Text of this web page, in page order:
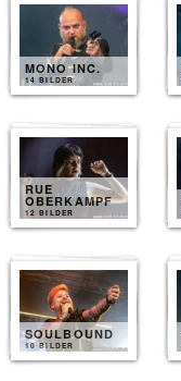
MONO INC.
14 BILDER
RUE
OBERKAMPF
12 BILDER
SOULBOUND
10 BILDER